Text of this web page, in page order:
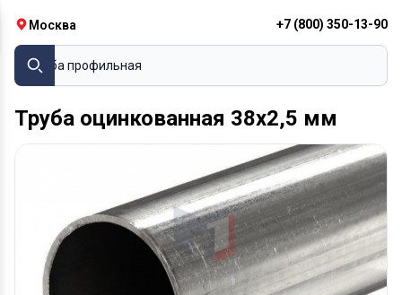
Москва +7 (800) 350-13-90
Труба профильная
Труба оцинкованная 38х2,5 мм